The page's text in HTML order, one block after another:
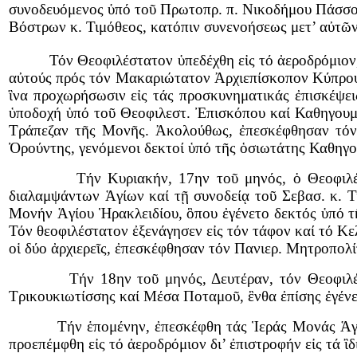
συνοδευόμενος ὑπό τοῦ Πρωτοπρ. π. Νικοδήμου
Βόστρων κ. Τιμόθεος, κατόπιν συνενοήσεως μετ’
Τόν Θεοφιλέστατον ὑπεδέχθη εἰς τό
αὐτούς πρός τόν Μακαριώτατον Ἀρχιεπίσκοπον
ἳνα προχωρήσωσιν εἰς τάς προσκυνηματικάς
ὑποδοχή ὑπό τοῦ Θεοφιλεστ. Ἐπισκόπου καί
Τράπεζαν τῆς Μονῆς. Ἀκολούθως, ἐπεσκέφθησαν
Ὀρούντης, γενόμενοι δεκτοί ὑπό τῆς ὁσιωτάτης
Τήν Κυριακήν, 17ην τοῦ μηνός, ὁ
διαλαμψάντων Ἁγίων καί τῇ συνοδείᾳ τοῦ Σεβασ. κ.
Μονήν Ἁγίου Ἡρακλειδίου, ὃπου ἐγένετο δεκτός ὑπό
Τόν θεοφιλέστατον ἐξενάγησεν εἰς τόν τάφον καί τό
οἱ δύο ἀρχιερεῖς, ἐπεσκέφθησαν τόν Πανιερ.
Τήν 18ην τοῦ μηνός, Δευτέραν, τόν
Τρικουκιωτίσσης καί Μέσα Ποταμοῦ, ἒνθα ἐπίσης
Τήν ἑπομένην, ἐπεσκέφθη τάς Ἱεράς Μονάς Ἁγ.
προεπέμφθη εἰς τό ἀεροδρόμιον δι’ ἐπιστροφήν εἰς τά